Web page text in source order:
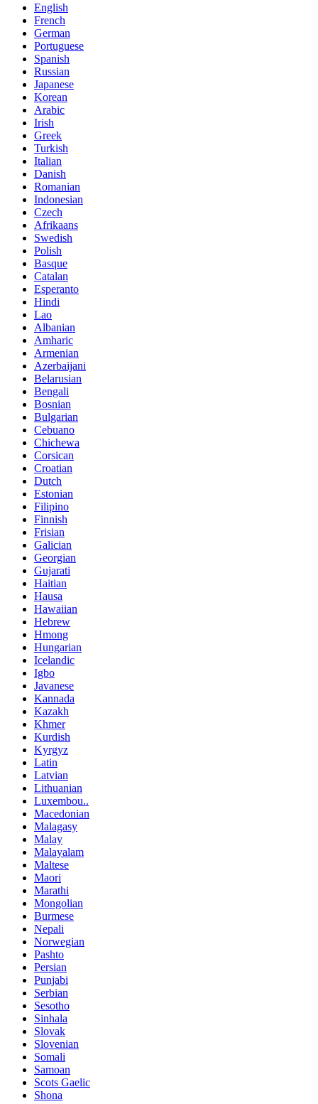
English
French
German
Portuguese
Spanish
Russian
Japanese
Korean
Arabic
Irish
Greek
Turkish
Italian
Danish
Romanian
Indonesian
Czech
Afrikaans
Swedish
Polish
Basque
Catalan
Esperanto
Hindi
Lao
Albanian
Amharic
Armenian
Azerbaijani
Belarusian
Bengali
Bosnian
Bulgarian
Cebuano
Chichewa
Corsican
Croatian
Dutch
Estonian
Filipino
Finnish
Frisian
Galician
Georgian
Gujarati
Haitian
Hausa
Hawaiian
Hebrew
Hmong
Hungarian
Icelandic
Igbo
Javanese
Kannada
Kazakh
Khmer
Kurdish
Kyrgyz
Latin
Latvian
Lithuanian
Luxembou..
Macedonian
Malagasy
Malay
Malayalam
Maltese
Maori
Marathi
Mongolian
Burmese
Nepali
Norwegian
Pashto
Persian
Punjabi
Serbian
Sesotho
Sinhala
Slovak
Slovenian
Somali
Samoan
Scots Gaelic
Shona